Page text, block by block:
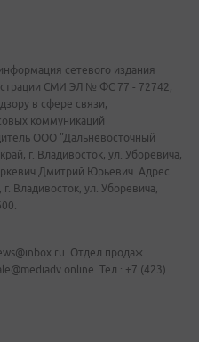
сетевого издания
СМИ ЭЛ № ФС 77 - 72742,
в сфере связи,
коммуникаций
ООО "Дальневосточный
г. Владивосток, ул. Уборевича,
Дмитрий Юрьевич. Адрес
Владивосток, ул. Уборевича,
Отдел продаж
Тел.: +7 (423)